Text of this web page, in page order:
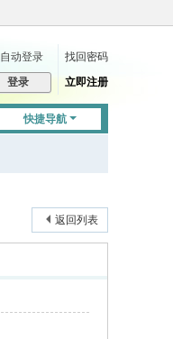
自动登录
找回密码
登录 立即注册
快捷导航
返回列表